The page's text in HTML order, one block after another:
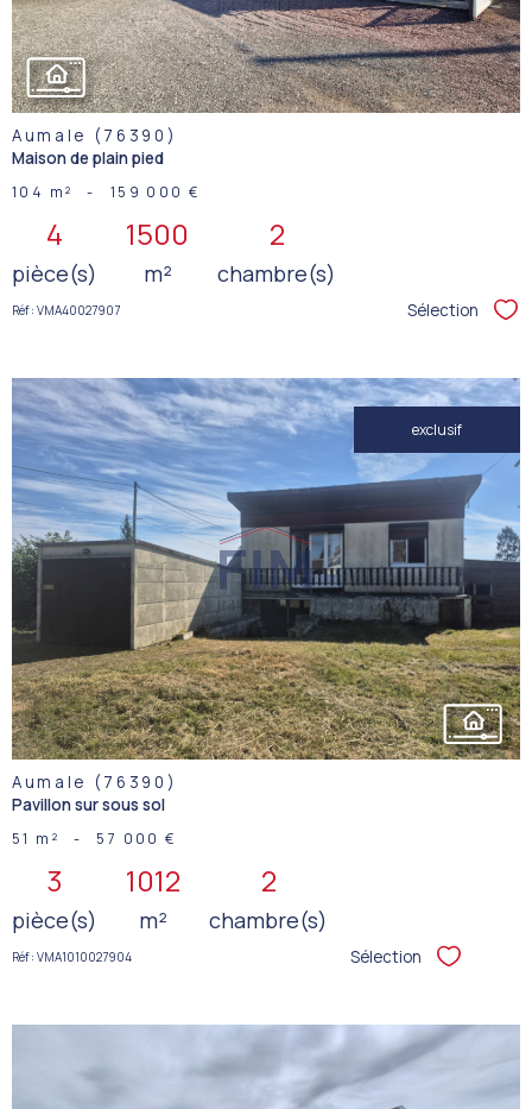
Aumale (76390)
Maison de plain pied
104 m² - 159 000 €
4
pièce(s)
1500
m²
2
chambre(s)
Réf : VMA40027907 Sélection
exclusif
VOIR LE
BIEN
Aumale (76390)
Pavillon sur sous sol
51 m² - 57 000 €
3
pièce(s)
1012
m²
2
chambre(s)
Réf : VMA1010027904 Sélection Sélectionner